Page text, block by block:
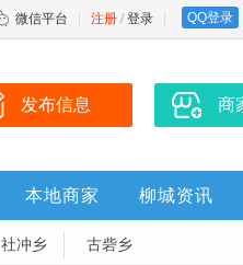
微信平台 注册 / 登录 QQ登录
发布信息 商
本地商家 柳城资讯
社冲乡 古砦乡